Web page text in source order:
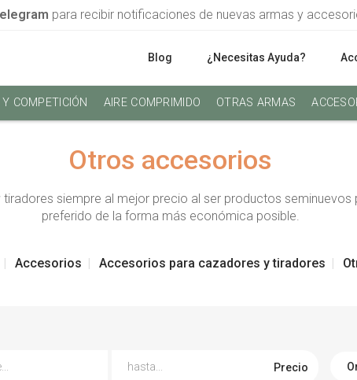
para recibir notificaciones de nuevas armas y
Blog ¿Necesitas Ayuda?
COMPETICIÓN AIRE COMPRIMIDO OTRAS ARMAS
Otros accesorios
siempre al mejor precio al ser productos seminuevos
preferido de la forma más económica posible.
Accesorios Accesorios para cazadores y tiradores
Precio